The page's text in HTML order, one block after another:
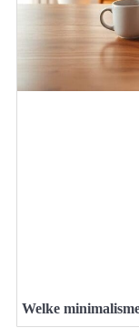
Welke